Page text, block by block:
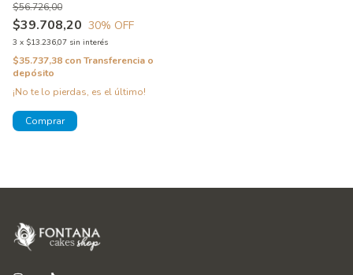
$39.708,20
$56.726,00
30% OFF
3 x $13.236,07 sin interés
$35.737,38 conTransferencia o
depósito
¡No te lo pierdas, es el último!